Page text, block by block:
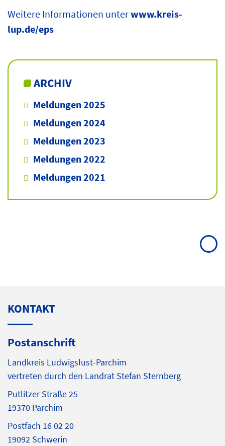
Weitere Informationen unterwww.kreis-
lup.de/eps
ARCHIV
Meldungen 2025
Meldungen 2024
Meldungen 2023
Meldungen 2022
Meldungen 2021
KONTAKT
Postanschrift
Landkreis Ludwigslust-Parchim
vertreten durch den Landrat Stefan Sternberg
Putlitzer Straße 25
19370 Parchim
Postfach 16 02 20
19092 Schwerin